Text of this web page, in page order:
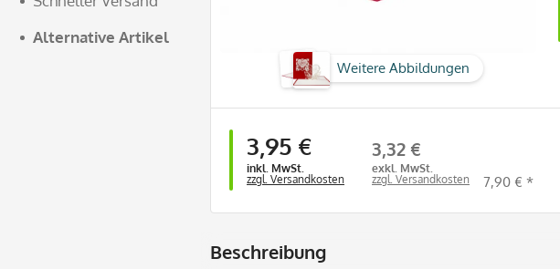
Alternative Artikel
Weitere Abbildungen
3,95 €
inkl. MwSt.
zzgl. Versandkosten
3,32 €
exkl. MwSt.
zzgl. Versandkosten
7,90 € *
Beschreibung